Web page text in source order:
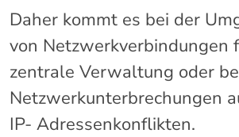
Daher kommt es bei der
von Netzwerkverbindungen
zentrale Verwaltung oder
Netzwerkunterbrechungen
IP- Adressenkonflikten.